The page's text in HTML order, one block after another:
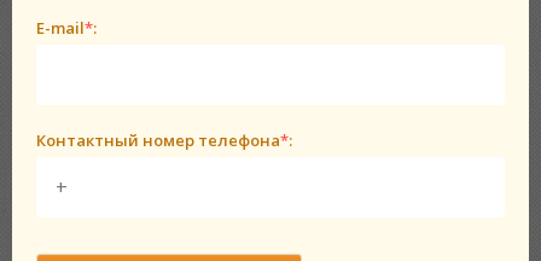
E-mail*:
Контактный номер телефона*: